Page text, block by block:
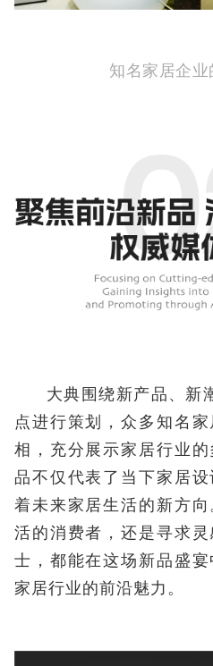
知名家居企
大典围绕新产品、新
点进行策划，众多知名
相，充分展示家居行业
品不仅代表了当下家居
着未来家居生活的新方
活的消费者，还是寻求
士，都能在这场新品盛
家居行业的前沿魅力。